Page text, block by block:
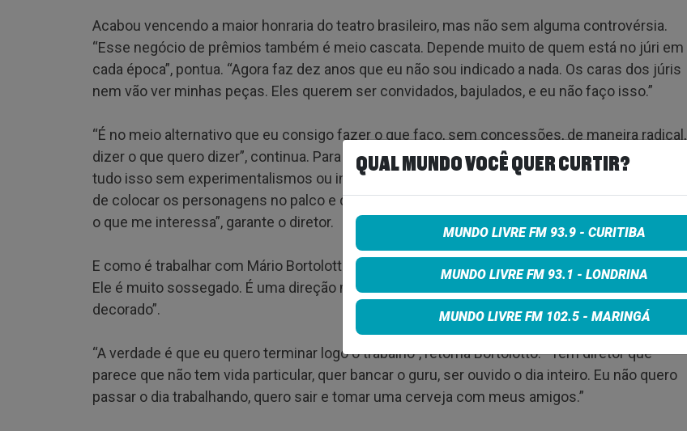
Acabou vencendo a maior honraria do teatro brasileiro, mas não sem alguma controvérsia.
“Esse negócio de prêmios também é meio cascata. Depende muito de quem está no júri em
cada época”, pontua. “Agora faz dez anos que eu não sou indicado a nada. Os caras dos júris
nem vão ver minhas peças. Eles querem ser convidados, bajulados, e eu não faço isso.”
“É no meio alternativo que eu consigo fazer o que faço, sem concessões, de maneira radical,
dizer o que quero dizer”, continua. Para o crítico Miguel Arcanjo, o melhor é que Bortolotto faz
tudo isso sem experimentalismos ou invencionices, usando apenas a antiguada ferramenta
de colocar os personagens no palco e deixar que eles se resolvam. “Os atores e o texto são
o que me interessa”, garante o diretor.
E como é trabalhar com Mário Bortolotto? A atriz Gabriela Fortanell responde: “É muito fácil.
Ele é muito sossegado. É uma direção muito objetiva. A única coisa que ele exige é o texto
decorado”.
“A verdade é que eu quero terminar logo o trabalho”, retoma Bortolotto. “Tem diretor que
parece que não tem vida particular, quer bancar o guru, ser ouvido o dia inteiro. Eu não quero
passar o dia trabalhando, quero sair e tomar uma cerveja com meus amigos.”
QUAL MUNDO VOCÊ QUER CURTIR?
MUNDO LIVRE FM 93.9 - CURITIBA
MUNDO LIVRE FM 93.1 - LONDRINA
MUNDO LIVRE FM 102.5 - MARINGÁ